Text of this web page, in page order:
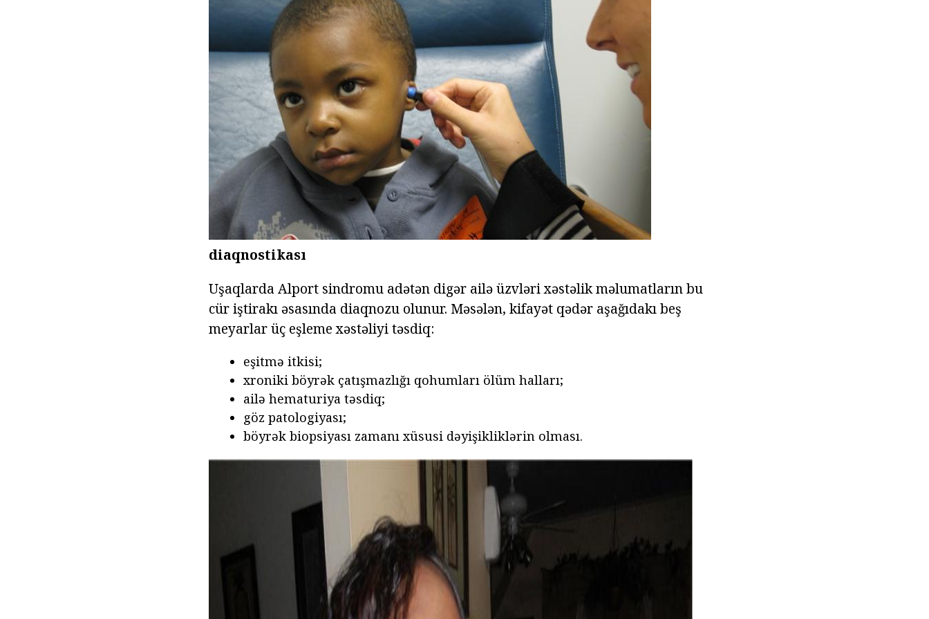
diaqnostikası
Uşaqlarda Alport sindromu adətən digər ailə üzvləri xəstəlik məlumatların bu
cür iştirakı əsasında diaqnozu olunur. Məsələn, kifayət qədər aşağıdakı beş
meyarlar üç eşleme xəstəliyi təsdiq:
eşitmə itkisi;
xroniki böyrək çatışmazlığı qohumları ölüm halları;
ailə hematuriya təsdiq;
göz patologiyası;
böyrək biopsiyası zamanı xüsusi dəyişikliklərin olması.